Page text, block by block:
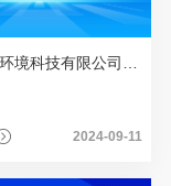
2024-09-11